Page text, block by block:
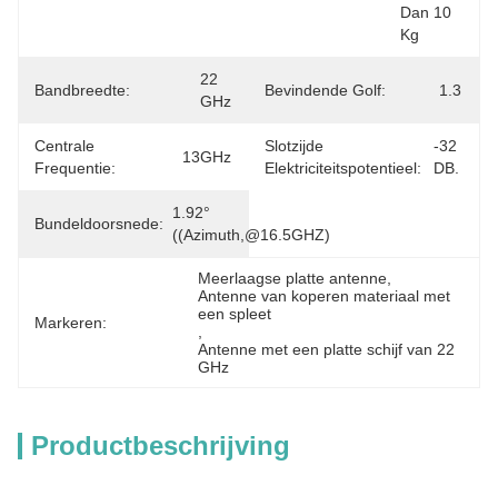
Dan 10
Kg
Bandbreedte:
22
GHz
Bevindende Golf: 1.3
Centrale
Frequentie:
13GHz
Slotzijde
Elektriciteitspotentieel:
-32
DB.
Bundeldoorsnede:
1.92°
((azimuth,@16.5GHZ)
Markeren:
Meerlaagse platte antenne
Antenne van koperen materiaal met
een spleet
Antenne met een platte schijf van 22
GHz
Productbeschrijving